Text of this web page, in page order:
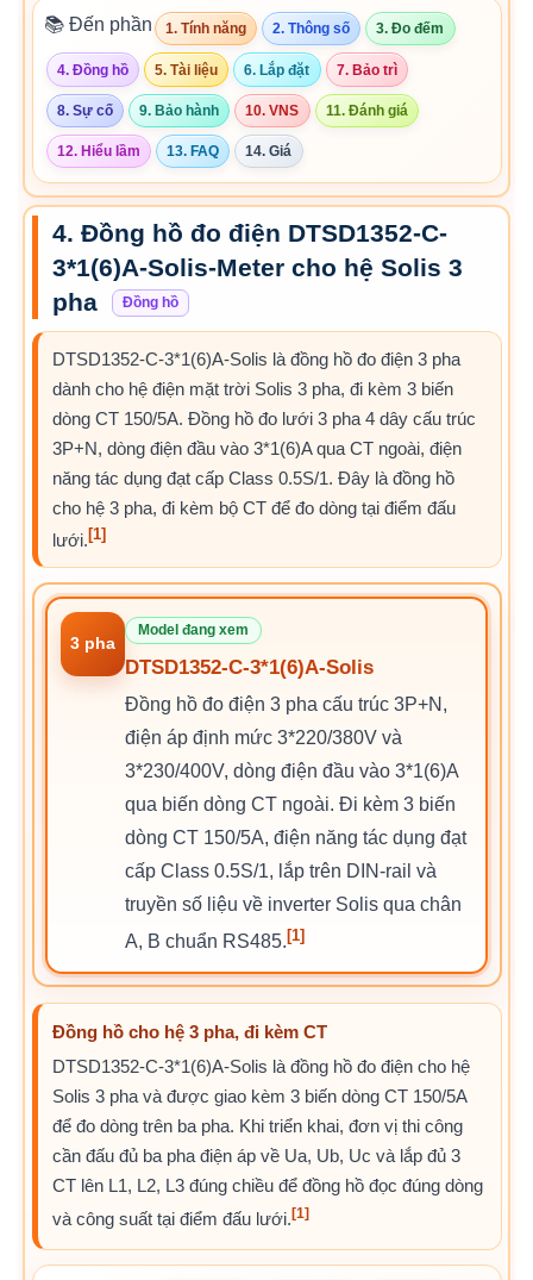
📚 Đến phần 1. Tính năng 2. Thông số 3. Đo đếm
4. Đồng hồ 5. Tài liệu 6. Lắp đặt 7. Bảo trì
8. Sự cố 9. Bảo hành 10. VNS 11. Đánh giá
12. Hiểu lầm 13. FAQ 14. Giá
4. Đồng hồ đo điện DTSD1352-C-
3*1(6)A-Solis-Meter cho hệ Solis 3
pha
Đồng hồ
DTSD1352-C-3*1(6)A-Solis là đồng hồ đo điện 3 pha
dành cho hệ điện mặt trời Solis 3 pha, đi kèm 3 biến
dòng CT 150/5A. Đồng hồ đo lưới 3 pha 4 dây cấu trúc
3P+N, dòng điện đầu vào 3*1(6)A qua CT ngoài, điện
năng tác dụng đạt cấp Class 0.5S/1. Đây là đồng hồ
cho hệ 3 pha, đi kèm bộ CT để đo dòng tại điểm đấu
lưới. [1]
3 pha
Model đang xem
DTSD1352-C-3*1(6)A-Solis
Đồng hồ đo điện 3 pha cấu trúc 3P+N,
điện áp định mức 3*220/380V và
3*230/400V, dòng điện đầu vào 3*1(6)A
qua biến dòng CT ngoài. Đi kèm 3 biến
dòng CT 150/5A, điện năng tác dụng đạt
cấp Class 0.5S/1, lắp trên DIN-rail và
truyền số liệu về inverter Solis qua chân
A, B chuẩn RS485. [1]
Đồng hồ cho hệ 3 pha, đi kèm CT
DTSD1352-C-3*1(6)A-Solis là đồng hồ đo điện cho hệ
Solis 3 pha và được giao kèm 3 biến dòng CT 150/5A
để đo dòng trên ba pha. Khi triển khai, đơn vị thi công
cần đấu đủ ba pha điện áp về Ua, Ub, Uc và lắp đủ 3
CT lên L1, L2, L3 đúng chiều để đồng hồ đọc đúng dòng
và công suất tại điểm đấu lưới.[1]